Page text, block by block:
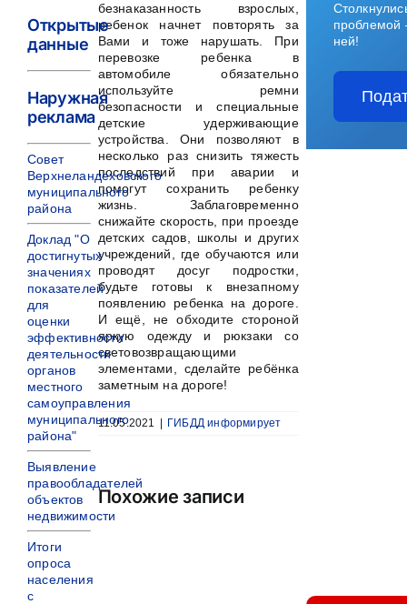
безнаказанность взрослых,
ребенок начнет повторять за
Вами и тоже нарушать. При
перевозке ребенка в
автомобиле обязательно
используйте ремни
безопасности и специальные
детские удерживающие
устройства. Они позволяют в
несколько раз снизить тяжесть
последствий при аварии и
помогут сохранить ребенку
жизнь. Заблаговременно
снижайте скорость, при проезде
детских садов, школы и других
учреждений, где обучаются или
проводят досуг подростки,
будьте готовы к внезапному
появлению ребенка на дороге.
И ещё, не обходите стороной
яркую одежду и рюкзаки со
световозвращающими
элементами, сделайте ребёнка
заметным на дороге!
11.05.2021 ГИБДД информирует
Похожие записи
Открытые
данные
Наружная
реклама
Совет
Верхнеландеховского
муниципального
района
Доклад "О
достигнутых
значениях
показателей
для
оценки
эффективности
деятельности
органов
местного
самоуправления
муниципального
района"
Выявление
правообладателей
объектов
недвижимости
Итоги
опроса
населения
с
ней!